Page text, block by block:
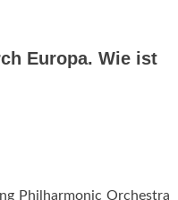
Europa. Wie ist
Philharmonic Orchestra